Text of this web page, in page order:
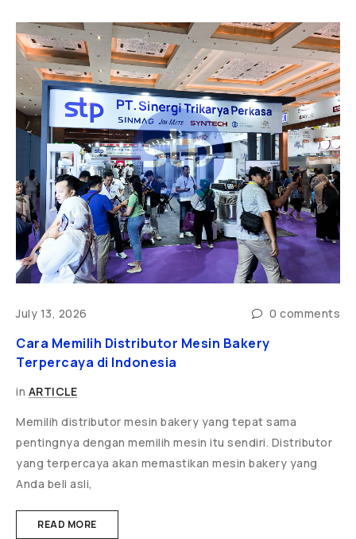
July 13, 2026 0 comments
Cara Memilih Distributor Mesin Bakery
Terpercaya di Indonesia
in ARTICLE
Memilih distributor mesin bakery yang tepat sama
pentingnya dengan memilih mesin itu sendiri. Distributor
yang terpercaya akan memastikan mesin bakery yang
Anda beli asli,
READ MORE